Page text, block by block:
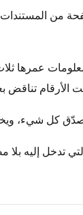
من
عمرها
الأرقام تناقض
كل شيء،
إليه بلا